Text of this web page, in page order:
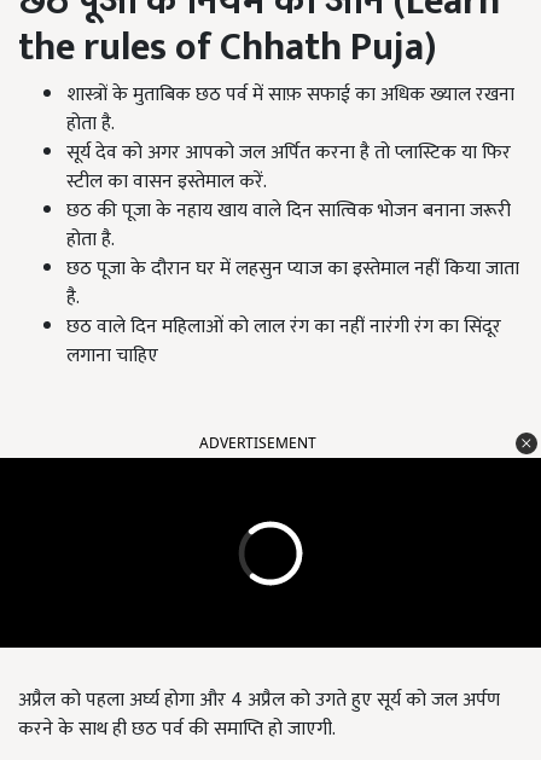
the rules of Chhath Puja)
शास्त्रों के मुताबिक छठ पर्व में साफ़ सफाई का अधिक ख्याल रखना
होता है.
सूर्य देव को अगर आपको जल अर्पित करना है तो प्लास्टिक या फिर
स्टील का वासन इस्तेमाल करें.
छठ की पूजा के नहाय खाय वाले दिन सात्विक भोजन बनाना जरूरी
होता है.
छठ पूजा के दौरान घर में लहसुन प्याज का इस्तेमाल नहीं किया जाता
है.
छठ वाले दिन महिलाओं को लाल रंग का नहीं नारंगी रंग का सिंदूर
लगाना चाहिए
ADVERTISEMENT
अप्रैल को पहला अर्घ्य होगा और 4 अप्रैल को उगते हुए सूर्य को जल अर्पण
करने के साथ ही छठ पर्व की समाप्ति हो जाएगी.